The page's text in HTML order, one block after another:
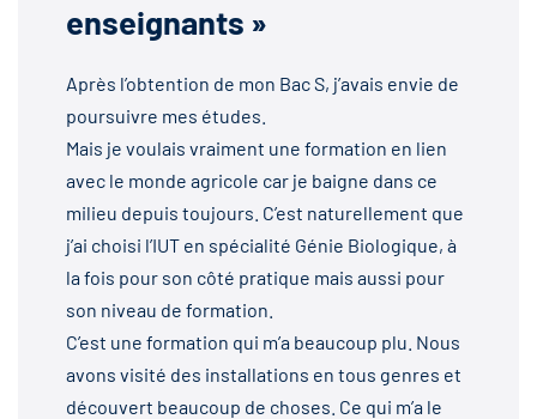
enseignants »
Après l’obtention de mon Bac S, j’avais envie de
poursuivre mes études.
Mais je voulais vraiment une formation en lien
avec le monde agricole car je baigne dans ce
milieu depuis toujours. C’est naturellement que
j’ai choisi l’IUT en spécialité Génie Biologique, à
la fois pour son côté pratique mais aussi pour
son niveau de formation.
C’est une formation qui m’a beaucoup plu. Nous
avons visité des installations en tous genres et
découvert beaucoup de choses. Ce qui m’a le